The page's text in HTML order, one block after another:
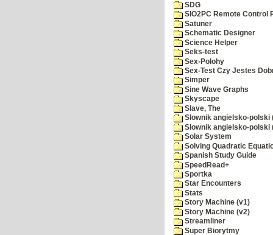
SDG
SIO2PC Remote Control
Satuner
Schematic Designer
Science Helper
Seks-test
Sex-Polohy
Sex-Test Czy Jestes
Simper
Sine Wave Graphs
Skyscape
Slave, The
Slownik angielsko-polski
Slownik angielsko-polski
Solar System
Solving Quadratic
Spanish Study Guide
SpeedRead+
Sportka
Star Encounters
Stats
Story Machine (v1)
Story Machine (v2)
Streamliner
Super Biorytmy